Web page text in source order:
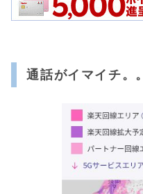
通話がイマイチ。。